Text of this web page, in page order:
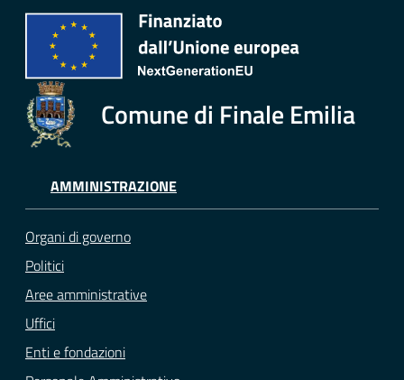
Comune di Finale Emilia
AMMINISTRAZIONE
Organi di governo
Politici
Aree amministrative
Uffici
Enti e fondazioni